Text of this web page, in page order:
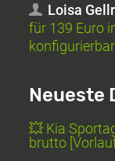
Loisa
für 139 Euro
konfigurierbar]
Neueste
💥 Kia
brutto